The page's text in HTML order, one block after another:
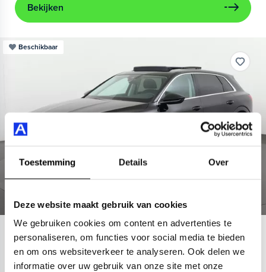
Toestemming Details Over
Deze website maakt gebruik van cookies
We gebruiken cookies om content en advertenties te
personaliseren, om functies voor social media te bieden
en om ons websiteverkeer te analyseren. Ook delen we
informatie over uw gebruik van onze site met onze
Bekijken
Beschikbaar
Audi e-tron
55 quattro Advanced 95 kWh